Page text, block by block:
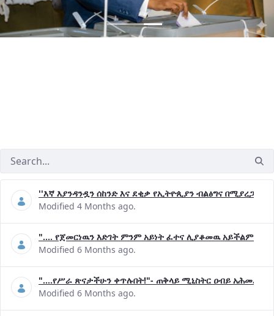
''እኛ እያንዳንዷን ሰከንድ እና ደቂቃ የኢትዮጲያን ብልፅግና
Modified 4 Months ago.
".... የጀመርነዉን እድገት ምንም አይነት ፈተና ሊያቆመዉ አይችልም"-
Modified 6 Months ago.
"....የሥራ ጽናታችሁን ቀጥሉበት!"- ጠቅላይ ሚኒስትር ዐብይ አሕመድ (ዶ/
Modified 6 Months ago.